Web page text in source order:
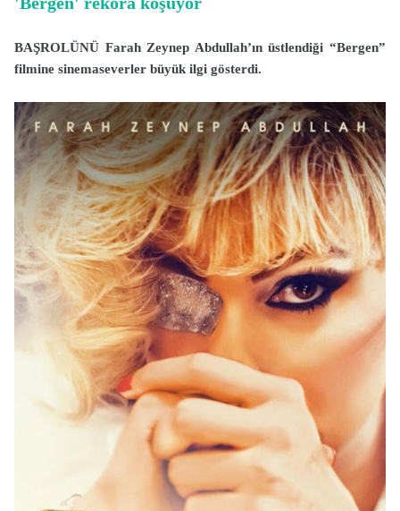
BAŞROLÜNÜ Farah Zeynep Abdullah’ın üstlendiği “Bergen”
filmine sinemaseverler büyük ilgi gösterdi.